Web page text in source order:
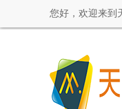
您好，欢迎来到